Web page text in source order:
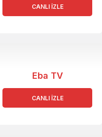
CANLI İZLE
Eba TV
CANLI İZLE